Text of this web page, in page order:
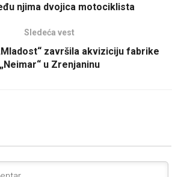
njima dvojica motociklista
Sledeća vest
završila akviziciju fabrike
„Neimar“ u Zrenjaninu